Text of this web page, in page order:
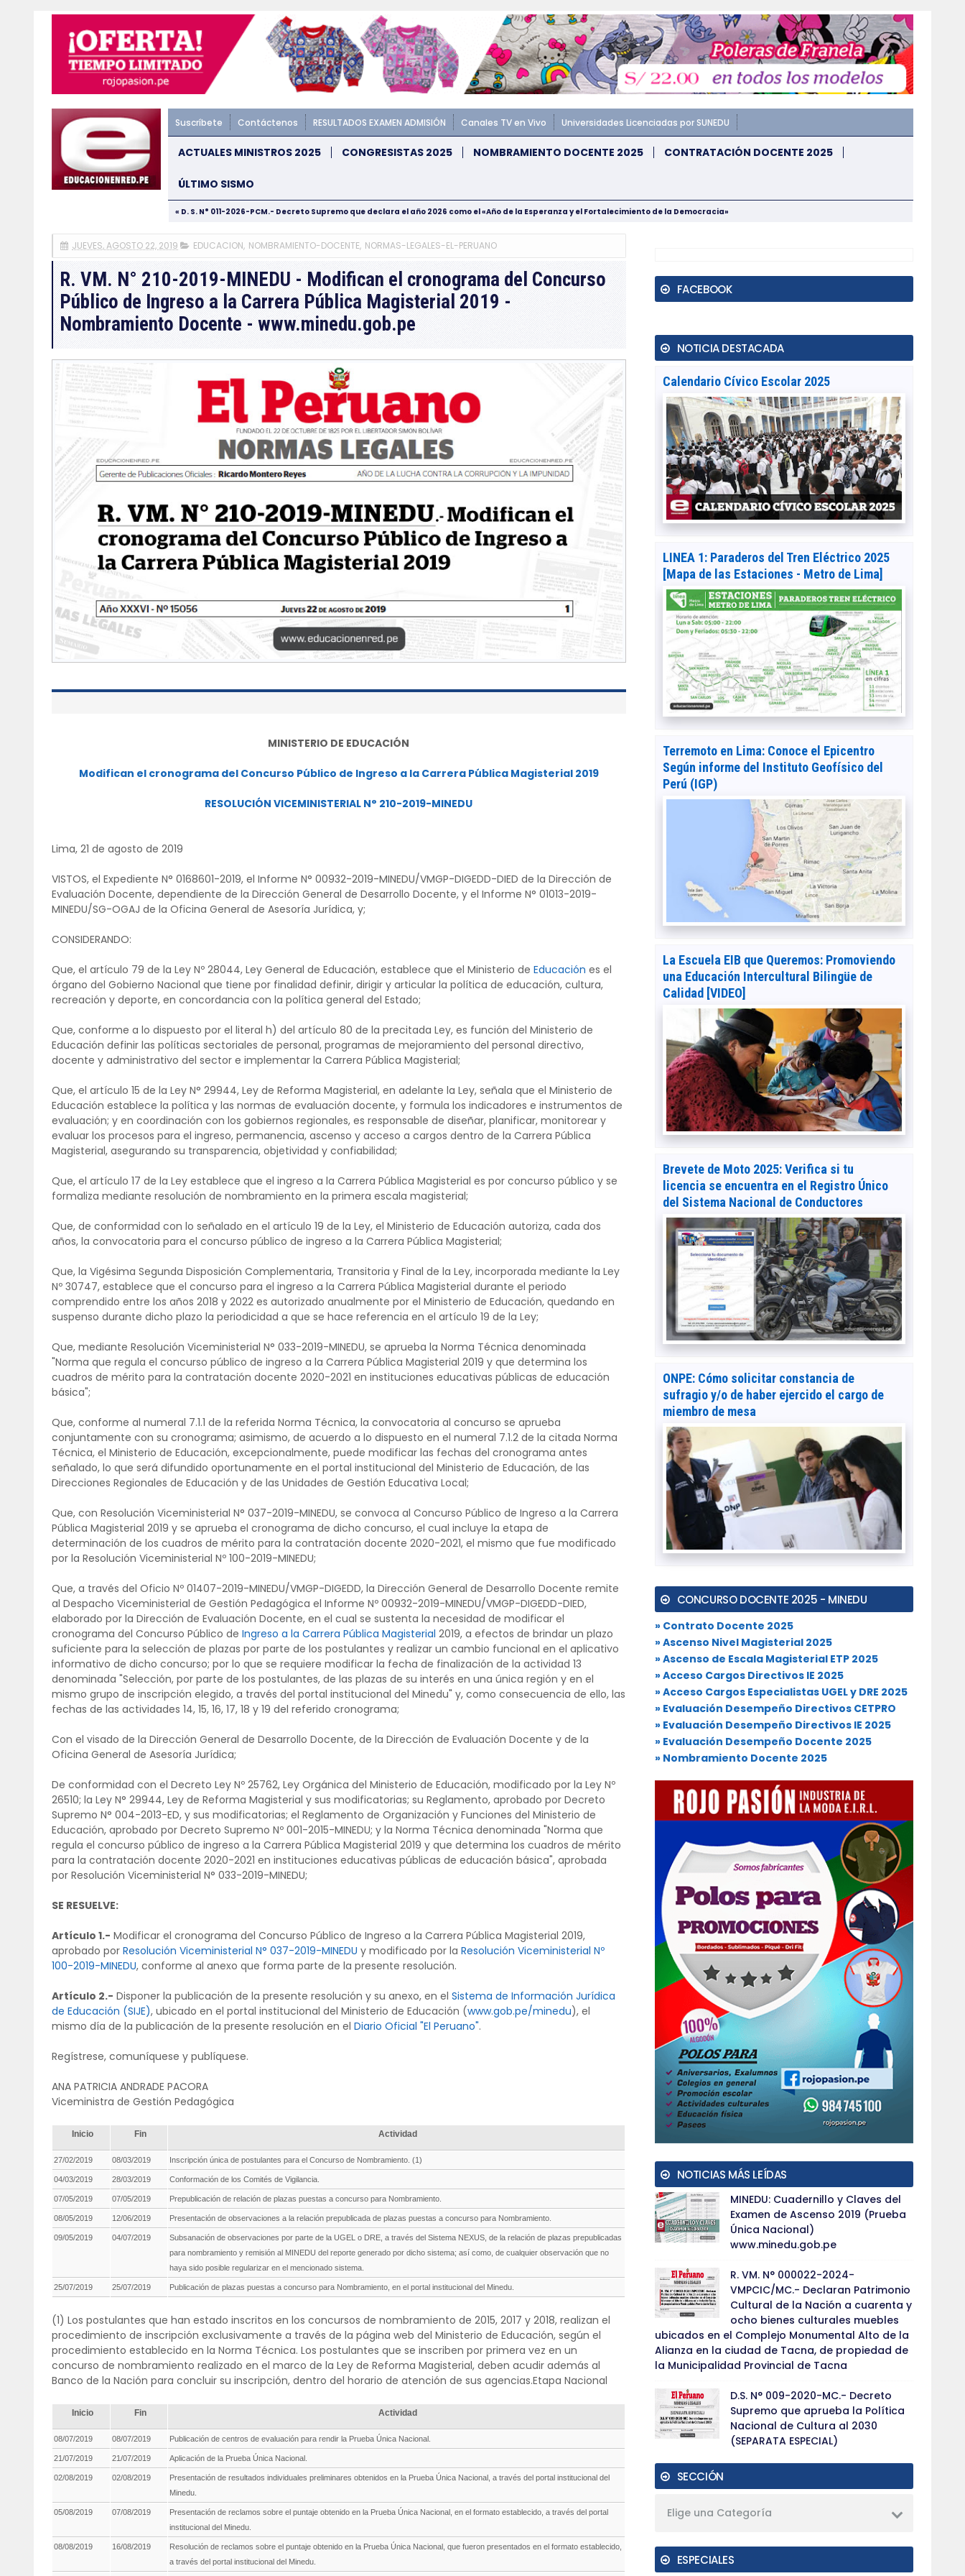
Suscríbete Contáctenos RESULTADOS EXAMEN ADMISIÓN Canales TV en Vivo Universidades Licenciadas por SUNEDU
ACTUALES MINISTROS 2025 CONGRESISTAS 2025 NOMBRAMIENTO DOCENTE 2025 CONTRATACIÓN DOCENTE 2025
ÚLTIMO SISMO
« D. S. N° 011-2026-PCM.- Decreto Supremo que declara el año 2026 como el «Año de la Esperanza y el Fortalecimiento de la Democracia»
JUEVES, AGOSTO 22, 2019 EDUCACION, NOMBRAMIENTO-DOCENTE, NORMAS-LEGALES-EL-PERUANO
R. VM. N° 210-2019-MINEDU - Modifican el cronograma del Concurso
Público de Ingreso a la Carrera Pública Magisterial 2019 -
Nombramiento Docente - www.minedu.gob.pe
MINISTERIO DE EDUCACIÓN
Modifican el cronograma del Concurso Público de Ingreso a la Carrera Pública Magisterial 2019
RESOLUCIÓN VICEMINISTERIAL N° 210-2019-MINEDU
Lima, 21 de agosto de 2019
VISTOS, el Expediente N° 0168601-2019, el Informe N° 00932-2019-MINEDU/VMGP-DIGEDD-DIED de la Dirección de
Evaluación Docente, dependiente de la Dirección General de Desarrollo Docente, y el Informe N° 01013-2019-
MINEDU/SG-OGAJ de la Oficina General de Asesoría Jurídica, y;
CONSIDERANDO:
Que, el artículo 79 de la Ley Nº 28044, Ley General de Educación, establece que el Ministerio de Educación es el
órgano del Gobierno Nacional que tiene por finalidad definir, dirigir y articular la política de educación, cultura,
recreación y deporte, en concordancia con la política general del Estado;
Que, conforme a lo dispuesto por el literal h) del artículo 80 de la precitada Ley, es función del Ministerio de
Educación definir las políticas sectoriales de personal, programas de mejoramiento del personal directivo,
docente y administrativo del sector e implementar la Carrera Pública Magisterial;
Que, el artículo 15 de la Ley N° 29944, Ley de Reforma Magisterial, en adelante la Ley, señala que el Ministerio de
Educación establece la política y las normas de evaluación docente, y formula los indicadores e instrumentos de
evaluación; y en coordinación con los gobiernos regionales, es responsable de diseñar, planificar, monitorear y
evaluar los procesos para el ingreso, permanencia, ascenso y acceso a cargos dentro de la Carrera Pública
Magisterial, asegurando su transparencia, objetividad y confiabilidad;
Que, el artículo 17 de la Ley establece que el ingreso a la Carrera Pública Magisterial es por concurso público y se
formaliza mediante resolución de nombramiento en la primera escala magisterial;
Que, de conformidad con lo señalado en el artículo 19 de la Ley, el Ministerio de Educación autoriza, cada dos
años, la convocatoria para el concurso público de ingreso a la Carrera Pública Magisterial;
Que, la Vigésima Segunda Disposición Complementaria, Transitoria y Final de la Ley, incorporada mediante la Ley
Nº 30747, establece que el concurso para el ingreso a la Carrera Pública Magisterial durante el periodo
comprendido entre los años 2018 y 2022 es autorizado anualmente por el Ministerio de Educación, quedando en
suspenso durante dicho plazo la periodicidad a que se hace referencia en el artículo 19 de la Ley;
Que, mediante Resolución Viceministerial N° 033-2019-MINEDU, se aprueba la Norma Técnica denominada
"Norma que regula el concurso público de ingreso a la Carrera Pública Magisterial 2019 y que determina los
cuadros de mérito para la contratación docente 2020-2021 en instituciones educativas públicas de educación
básica";
Que, conforme al numeral 7.1.1 de la referida Norma Técnica, la convocatoria al concurso se aprueba
conjuntamente con su cronograma; asimismo, de acuerdo a lo dispuesto en el numeral 7.1.2 de la citada Norma
Técnica, el Ministerio de Educación, excepcionalmente, puede modificar las fechas del cronograma antes
señalado, lo que será difundido oportunamente en el portal institucional del Ministerio de Educación, de las
Direcciones Regionales de Educación y de las Unidades de Gestión Educativa Local;
Que, con Resolución Viceministerial N° 037-2019-MINEDU, se convoca al Concurso Público de Ingreso a la Carrera
Pública Magisterial 2019 y se aprueba el cronograma de dicho concurso, el cual incluye la etapa de
determinación de los cuadros de mérito para la contratación docente 2020-2021, el mismo que fue modificado
por la Resolución Viceministerial Nº 100-2019-MINEDU;
Que, a través del Oficio Nº 01407-2019-MINEDU/VMGP-DIGEDD, la Dirección General de Desarrollo Docente remite
al Despacho Viceministerial de Gestión Pedagógica el Informe Nº 00932-2019-MINEDU/VMGP-DIGEDD-DIED,
elaborado por la Dirección de Evaluación Docente, en el cual se sustenta la necesidad de modificar el
cronograma del Concurso Público de Ingreso a la Carrera Pública Magisterial 2019, a efectos de brindar un plazo
suficiente para la selección de plazas por parte de los postulantes y realizar un cambio funcional en el aplicativo
informativo de dicho concurso; por lo que se requiere modificar la fecha de finalización de la actividad 13
denominada "Selección, por parte de los postulantes, de las plazas de su interés en una única región y en el
mismo grupo de inscripción elegido, a través del portal institucional del Minedu" y, como consecuencia de ello, las
fechas de las actividades 14, 15, 16, 17, 18 y 19 del referido cronograma;
Con el visado de la Dirección General de Desarrollo Docente, de la Dirección de Evaluación Docente y de la
Oficina General de Asesoría Jurídica;
De conformidad con el Decreto Ley Nº 25762, Ley Orgánica del Ministerio de Educación, modificado por la Ley Nº
26510; la Ley N° 29944, Ley de Reforma Magisterial y sus modificatorias; su Reglamento, aprobado por Decreto
Supremo N° 004-2013-ED, y sus modificatorias; el Reglamento de Organización y Funciones del Ministerio de
Educación, aprobado por Decreto Supremo Nº 001-2015-MINEDU; y la Norma Técnica denominada "Norma que
regula el concurso público de ingreso a la Carrera Pública Magisterial 2019 y que determina los cuadros de mérito
para la contratación docente 2020-2021 en instituciones educativas públicas de educación básica", aprobada
por Resolución Viceministerial N° 033-2019-MINEDU;
SE RESUELVE:
Artículo 1.- Modificar el cronograma del Concurso Público de Ingreso a la Carrera Pública Magisterial 2019,
aprobado por Resolución Viceministerial N° 037-2019-MINEDU y modificado por la Resolución Viceministerial Nº
100-2019-MINEDU, conforme al anexo que forma parte de la presente resolución.
Artículo 2.- Disponer la publicación de la presente resolución y su anexo, en el Sistema de Información Jurídica
de Educación (SIJE), ubicado en el portal institucional del Ministerio de Educación (www.gob.pe/minedu), el
mismo día de la publicación de la presente resolución en el Diario Oficial "El Peruano".
Regístrese, comuníquese y publíquese.
ANA PATRICIA ANDRADE PACORA
Viceministra de Gestión Pedagógica
Inicio Fin Actividad
27/02/2019 08/03/2019 Inscripción única de postulantes para el Concurso de Nombramiento. (1)
04/03/2019 28/03/2019 Conformación de los Comités de Vigilancia.
07/05/2019 07/05/2019 Prepublicación de relación de plazas puestas a concurso para Nombramiento.
08/05/2019 12/06/2019 Presentación de observaciones a la relación prepublicada de plazas puestas a concurso para Nombramiento.
09/05/2019 04/07/2019
Subsanación de observaciones por parte de la UGEL o DRE, a través del Sistema NEXUS, de la relación de plazas prepublicadas
para nombramiento y remisión al MINEDU del reporte generado por dicho sistema; así como, de cualquier observación que no
haya sido posible regularizar en el mencionado sistema.
25/07/2019 25/07/2019 Publicación de plazas puestas a concurso para Nombramiento, en el portal institucional del Minedu.
(1) Los postulantes que han estado inscritos en los concursos de nombramiento de 2015, 2017 y 2018, realizan el
procedimiento de inscripción exclusivamente a través de la página web del Ministerio de Educación, según el
procedimiento establecido en la Norma Técnica. Los postulantes que se inscriben por primera vez en un
concurso de nombramiento realizado en el marco de la Ley de Reforma Magisterial, deben acudir además al
Banco de la Nación para concluir su inscripción, dentro del horario de atención de sus agencias.Etapa Nacional
Inicio Fin Actividad
08/07/2019 08/07/2019 Publicación de centros de evaluación para rendir la Prueba Única Nacional.
21/07/2019 21/07/2019 Aplicación de la Prueba Única Nacional.
02/08/2019 02/08/2019
Presentación de resultados individuales preliminares obtenidos en la Prueba Única Nacional, a través del portal institucional del
Minedu.
05/08/2019 07/08/2019
Presentación de reclamos sobre el puntaje obtenido en la Prueba Única Nacional, en el formato establecido, a través del portal
institucional del Minedu.
08/08/2019 16/08/2019
Resolución de reclamos sobre el puntaje obtenido en la Prueba Única Nacional, que fueron presentados en el formato establecido,
a través del portal institucional del Minedu.
FACEBOOK
NOTICIA DESTACADA
Calendario Cívico Escolar 2025
LINEA 1: Paraderos del Tren Eléctrico 2025
[Mapa de las Estaciones - Metro de Lima]
Terremoto en Lima: Conoce el Epicentro
Según informe del Instituto Geofísico del
Perú (IGP)
La Escuela EIB que Queremos: Promoviendo
una Educación Intercultural Bilingüe de
Calidad [VIDEO]
Brevete de Moto 2025: Verifica si tu
licencia se encuentra en el Registro Único
del Sistema Nacional de Conductores
ONPE: Cómo solicitar constancia de
sufragio y/o de haber ejercido el cargo de
miembro de mesa
CONCURSO DOCENTE 2025 - MINEDU
» Contrato Docente 2025
» Ascenso Nivel Magisterial 2025
» Ascenso de Escala Magisterial ETP 2025
» Acceso Cargos Directivos IE 2025
» Acceso Cargos Especialistas UGEL y DRE 2025
» Evaluación Desempeño Directivos CETPRO
» Evaluación Desempeño Directivos IE 2025
» Evaluación Desempeño Docente 2025
» Nombramiento Docente 2025
NOTICIAS MÁS LEÍDAS
MINEDU: Cuadernillo y Claves del
Examen de Ascenso 2019 (Prueba
Única Nacional)
www.minedu.gob.pe
R. VM. N° 000022-2024-
VMPCIC/MC.- Declaran Patrimonio
Cultural de la Nación a cuarenta y
ocho bienes culturales muebles
ubicados en el Complejo Monumental Alto de la
Alianza en la ciudad de Tacna, de propiedad de
la Municipalidad Provincial de Tacna
D.S. N° 009-2020-MC.- Decreto
Supremo que aprueba la Política
Nacional de Cultura al 2030
(SEPARATA ESPECIAL)
SECCIÓN
Elige una Categoría
ESPECIALES